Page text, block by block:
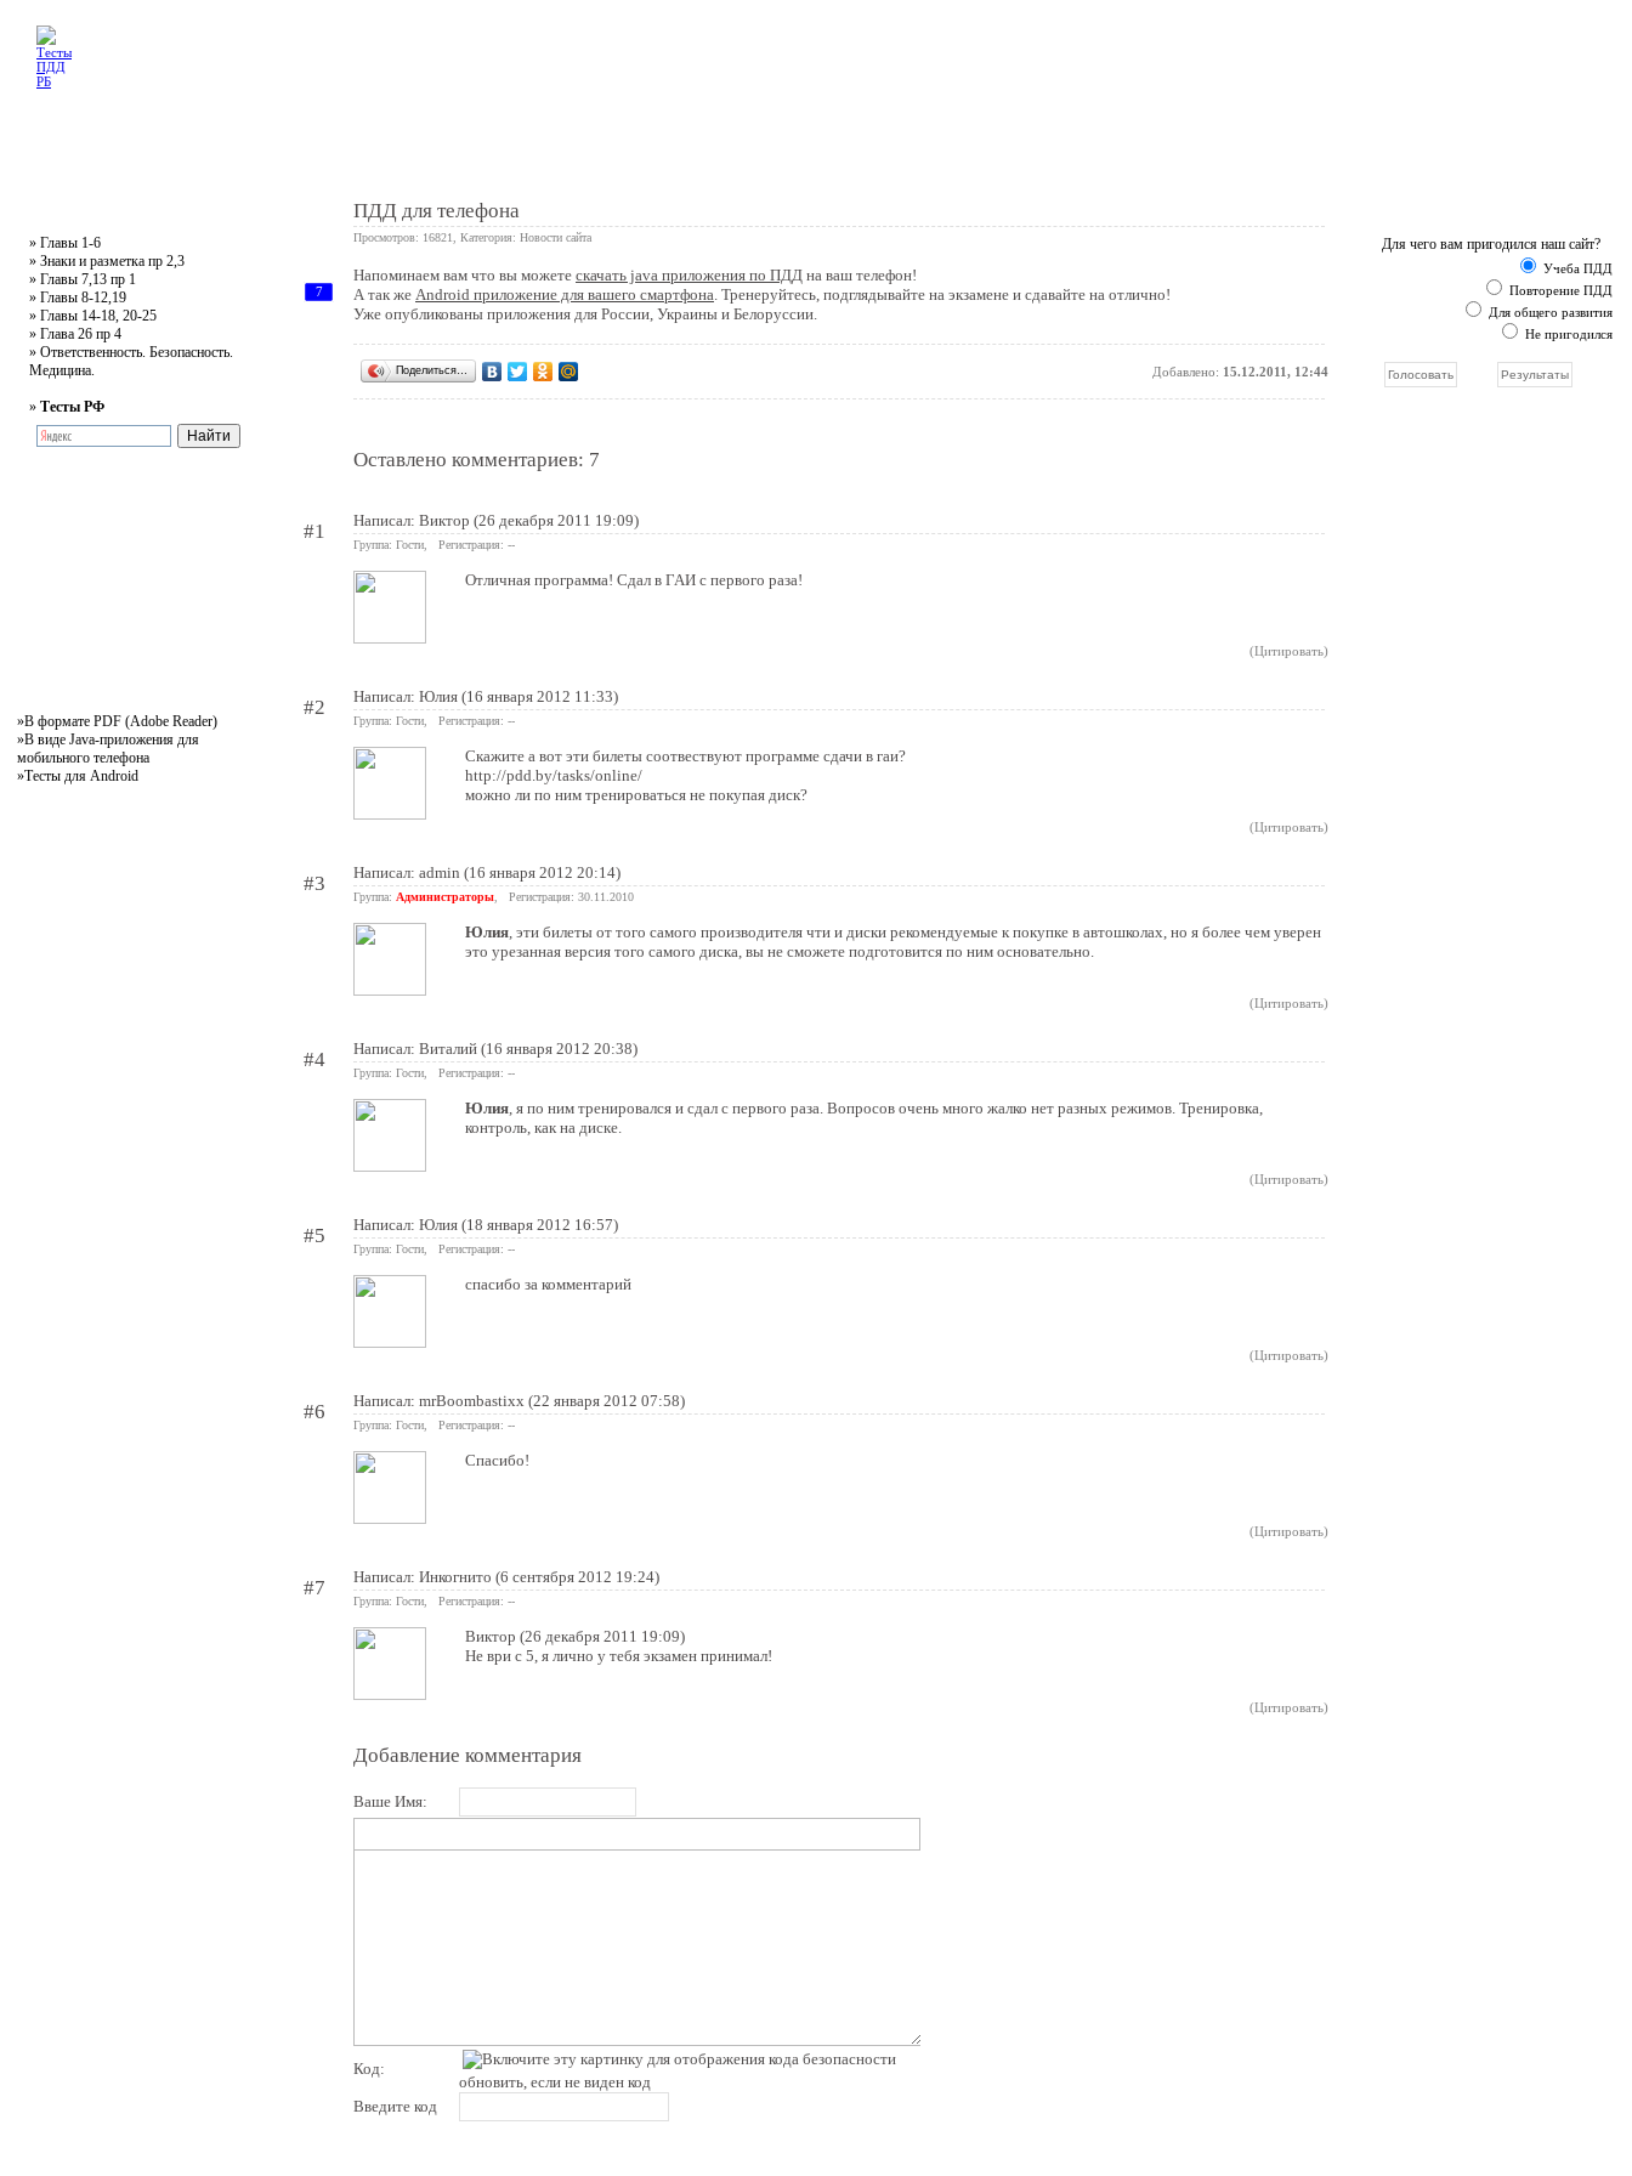
» Главы 1-6
» Знаки и разметка пр 2,3
» Главы 7,13 пр 1
» Главы 8-12,19
» Главы 14-18, 20-25
» Глава 26 пр 4
» Ответственность. Безопасность.
Медицина.
» Тесты РФ
»В формате PDF (Adobe Reader)
»В виде Java-приложения для
мобильного телефона
»Тесты для Android
7
ПДД для телефона
Просмотров: 16821, Категория: Новости сайта
Напоминаем вам что вы можете скачать java приложения по ПДД на ваш телефон!
А так же Android приложение для вашего смартфона. Тренеруйтесь, подглядывайте на экзамене и сдавайте на отлично!
Уже опубликованы приложения для России, Украины и Белоруссии.
Поделиться… Добавлено: 15.12.2011, 12:44
Оставлено комментариев: 7
#1 Написал: Виктор (26 декабря 2011 19:09)
Группа: Гости, Регистрация: --
Отличная программа! Сдал в ГАИ с первого раза!
(Цитировать)
#2 Написал: Юлия (16 января 2012 11:33)
Группа: Гости, Регистрация: --
Скажите а вот эти билеты соотвествуют программе сдачи в гаи?
http://pdd.by/tasks/online/
можно ли по ним тренироваться не покупая диск?
(Цитировать)
#3 Написал: admin (16 января 2012 20:14)
Группа: Администраторы , Регистрация: 30.11.2010
Юлия, эти билеты от того самого производителя чти и диски рекомендуемые к покупке в автошколах, но я более чем уверен
это урезанная версия того самого диска, вы не сможете подготовится по ним основательно.
(Цитировать)
#4 Написал: Виталий (16 января 2012 20:38)
Группа: Гости, Регистрация: --
Юлия, я по ним тренировался и сдал с первого раза. Вопросов очень много жалко нет разных режимов. Тренировка,
контроль, как на диске.
(Цитировать)
#5 Написал: Юлия (18 января 2012 16:57)
Группа: Гости, Регистрация: --
спасибо за комментарий
(Цитировать)
#6 Написал: mrBoombastixx (22 января 2012 07:58)
Группа: Гости, Регистрация: --
Спасибо!
(Цитировать)
#7 Написал: Инкогнито (6 сентября 2012 19:24)
Группа: Гости, Регистрация: --
Виктор (26 декабря 2011 19:09)
Не ври с 5, я лично у тебя экзамен принимал!
(Цитировать)
Добавление комментария
Ваше Имя:
Код:
обновить, если не виден код
Введите код
Для чего вам пригодился наш сайт?
Учеба ПДД
Повторение ПДД
Для общего развития
Не пригодился